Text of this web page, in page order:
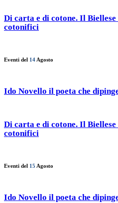
Di carta e di cotone. Il
cotonifici
Eventi del 14 Agosto
Ido Novello il poeta che
Di carta e di cotone. Il
cotonifici
Eventi del 15 Agosto
Ido Novello il poeta che